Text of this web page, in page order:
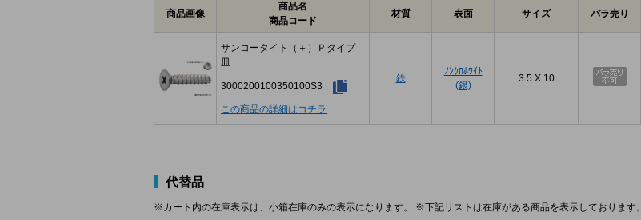
商品画像
商品名
商品コード
材質 表面 サイズ バラ売り
サンコータイト（＋）Ｐタイプ
皿
3000200100350100S3
この商品の詳細はコチラ
鉄
ﾉﾝｸﾛﾎﾜｲﾄ
(銀)
3.5 X 10
代替品
※カート内の在庫表示は、小箱在庫のみの表示になります。 ※下記リストは在庫がある商品を表示しております。